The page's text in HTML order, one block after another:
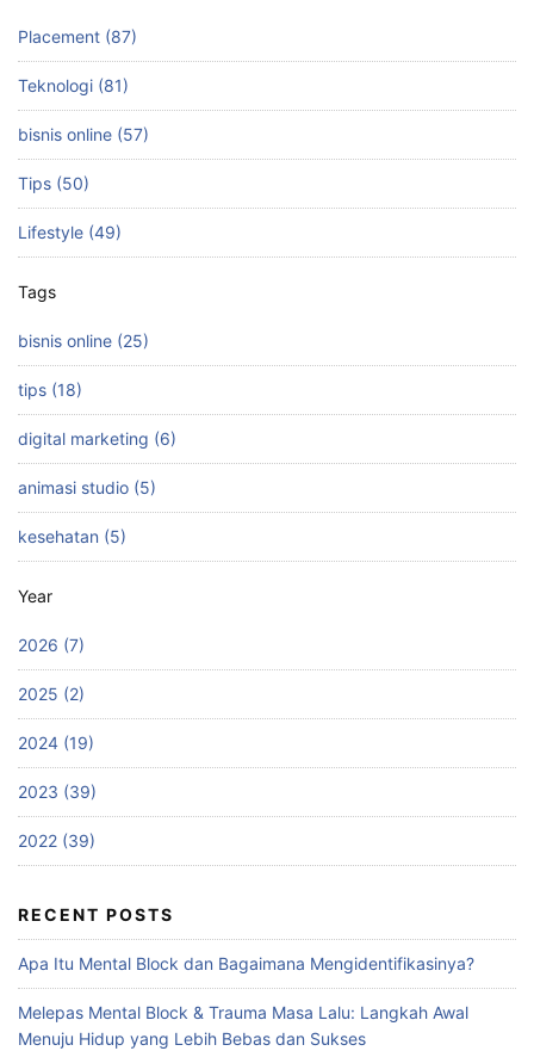
Placement (87)
Teknologi (81)
bisnis online (57)
Tips (50)
Lifestyle (49)
Tags
bisnis online (25)
tips (18)
digital marketing (6)
animasi studio (5)
kesehatan (5)
Year
2026 (7)
2025 (2)
2024 (19)
2023 (39)
2022 (39)
RECENT POSTS
Apa Itu Mental Block dan Bagaimana Mengidentifikasinya?
Melepas Mental Block & Trauma Masa Lalu: Langkah Awal
Menuju Hidup yang Lebih Bebas dan Sukses